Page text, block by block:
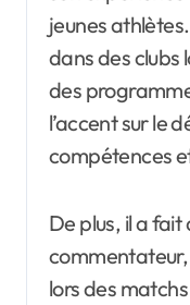
jeunes
dans des clubs
des
l’accent sur le
compétences
De plus, il a
lors des